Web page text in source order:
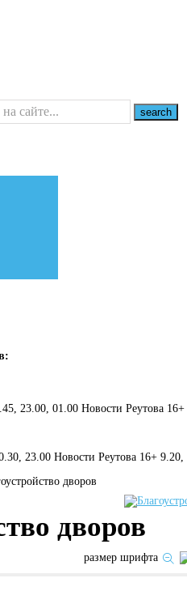
23.00, 01.00 Новости Реутова
23.00 Новости Реутова 16+
дворов
дворов
размер шрифта